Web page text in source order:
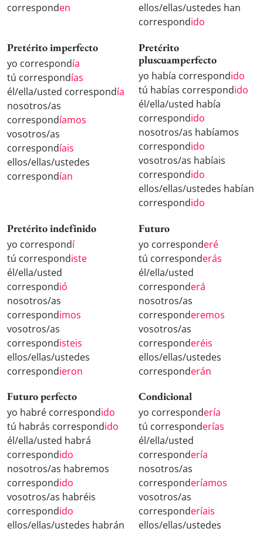
corresponden
ellos/ellas/ustedes han
correspondido
Pretérito imperfecto
yo correspondía
tú correspondías
él/ella/usted correspondía
nosotros/as
correspondíamos
vosotros/as
correspondíais
ellos/ellas/ustedes
correspondían
Pretérito
pluscuamperfecto
yo había correspondido
tú habías correspondido
él/ella/usted había
correspondido
nosotros/as habíamos
correspondido
vosotros/as habíais
correspondido
ellos/ellas/ustedes habían
correspondido
Pretérito indefinido
yo correspondí
tú correspondiste
él/ella/usted
correspondió
nosotros/as
correspondimos
vosotros/as
correspondisteis
ellos/ellas/ustedes
correspondieron
Futuro
yo corresponderé
tú corresponderás
él/ella/usted
corresponderá
nosotros/as
corresponderemos
vosotros/as
corresponderéis
ellos/ellas/ustedes
corresponderán
Futuro perfecto
yo habré correspondido
tú habrás correspondido
él/ella/usted habrá
correspondido
nosotros/as habremos
correspondido
vosotros/as habréis
correspondido
ellos/ellas/ustedes habrán
Condicional
yo correspondería
tú corresponderías
él/ella/usted
correspondería
nosotros/as
corresponderíamos
vosotros/as
corresponderíais
ellos/ellas/ustedes